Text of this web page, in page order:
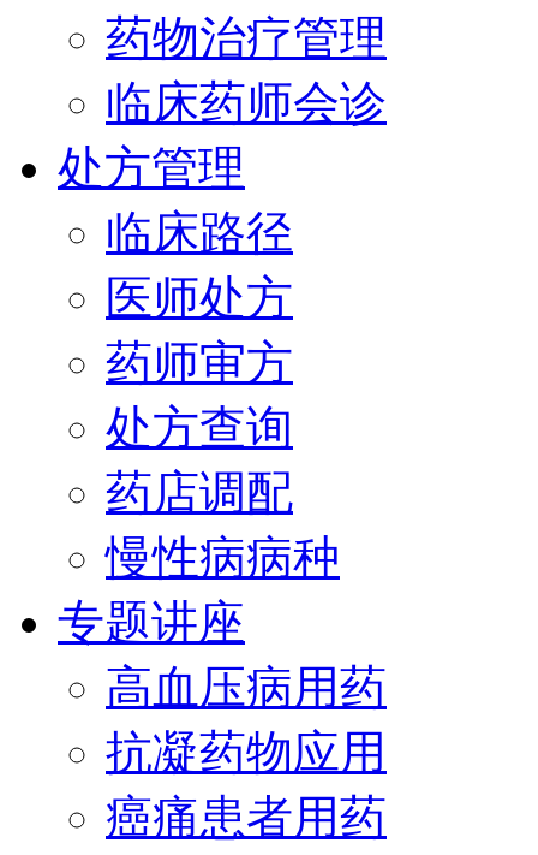
药物治疗管理
临床药师会诊
处方管理
临床路径
医师处方
药师审方
处方查询
药店调配
慢性病病种
专题讲座
高血压病用药
抗凝药物应用
癌痛患者用药